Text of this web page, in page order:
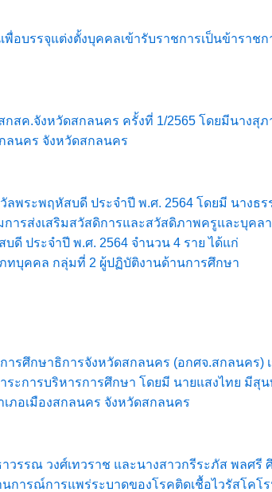
บรรจุแต่งตั้งบุคคลเข้ารับราชการเป็นข้าราช
สค.จังหวัดสกลนคร ครั้งที่ 1/2565 โดยมีนางสุภ
ลนคร จังหวัดสกลนคร
พระพฤหัสบดี ประจำปี พ.ศ. 2564 โดยมี นางธ
รส่งเสริมสวัสดิการและสวัสดิภาพครูและบุคล
ประจำปี พ.ศ. 2564 จำนวน 4 ราย ได้แก่
ทบุคคล กลุ่มที่ 2 ผู้ปฏิบัติงานด้านการศึกษา
รศึกษาธิการจังหวัดสกลนคร (อกศจ.สกลนคร)
ะการบริหารการศึกษา โดยมี นายแสงไทย มีสุ
ภอเมืองสกลนคร จังหวัดสกลนคร
รรณ วงศ์เทวราช และนางสาวกรีระภัส พลศรี
ารณ์การแพร่ระบาดของโรคติดเชื้อไวรัสโคโร